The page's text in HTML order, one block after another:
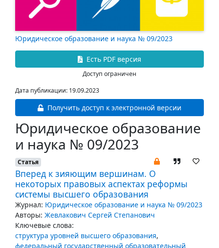
Юридическое образование и наука № 09/2023
Есть PDF версия
Доступ ограничен
Дата публикации: 19.09.2023
Получить доступ к электронной версии
Юридическое образование
и наука № 09/2023
Статья
Вперед к зияющим вершинам. О
некоторых правовых аспектах реформы
системы высшего образования
Журнал: Юридическое образование и наука № 09/2023
Авторы: Жевлакович Сергей Степанович
Ключевые слова:
структура уровней высшего образования,
федеральный государственный образовательный